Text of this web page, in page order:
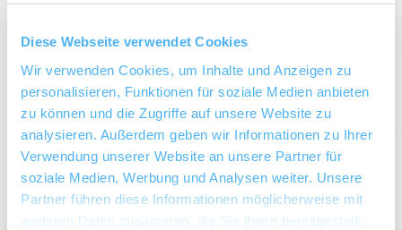
Diese Webseite verwendet Cookies
Wir verwenden Cookies, um Inhalte und Anzeigen zu
personalisieren, Funktionen für soziale Medien anbieten
zu können und die Zugriffe auf unsere Website zu
analysieren. Außerdem geben wir Informationen zu Ihrer
Verwendung unserer Website an unsere Partner für
soziale Medien, Werbung und Analysen weiter. Unsere
Partner führen diese Informationen möglicherweise mit
weiteren Daten zusammen, die Sie ihnen bereitgestellt